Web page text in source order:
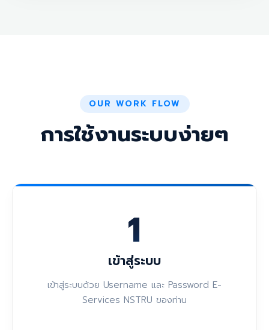
OUR WORK FLOW
การใช้งานระบบง่ายๆ
1
เข้าสู่ระบบ
เข้าสู่ระบบด้วย Username และ Password E-
Services NSTRU ของท่าน